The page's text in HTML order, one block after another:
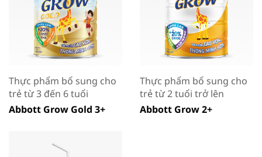
Thực phẩm bổ sung cho
trẻ từ 3 đến 6 tuổi
Abbott Grow Gold 3+
Thực phẩm bổ sung cho
trẻ từ 2 tuổi trở lên
Abbott Grow 2+